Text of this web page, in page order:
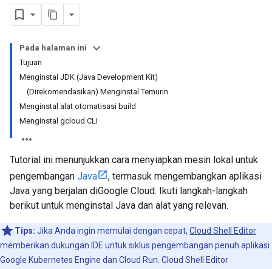
Pada halaman ini
Tujuan
Menginstal JDK (Java Development Kit)
(Direkomendasikan) Menginstal Temurin
Menginstal alat otomatisasi build
Menginstal gcloud CLI
Tutorial ini menunjukkan cara menyiapkan mesin lokal untuk
pengembangan Java
, termasuk mengembangkan aplikasi
Java yang berjalan diGoogle Cloud. Ikuti langkah-langkah
berikut untuk menginstal Java dan alat yang relevan.
Tips: Jika Anda ingin memulai dengan cepat, Cloud Shell Editor
memberikan dukungan IDE untuk siklus pengembangan penuh aplikasi
Google Kubernetes Engine dan Cloud Run. Cloud Shell Editor